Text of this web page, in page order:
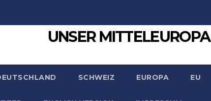
UNSER MITTELEUROPA
SCHWEIZ EUROPA EU